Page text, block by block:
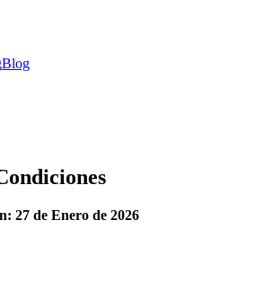
Blog
27 de Enero de 2026